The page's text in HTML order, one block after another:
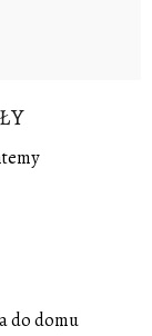
do domu